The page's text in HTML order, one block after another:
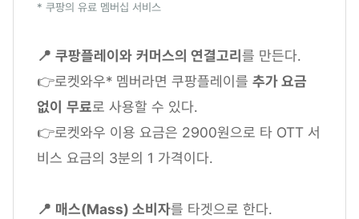
* 쿠팡의 유료 멤버십 서비스
📍 쿠팡플레이와 커머스의 연결고리 를 만든다.
👉로켓와우* 멤버라면 쿠팡플레이를 추가 요금
없이 무료로 사용할 수 있다.
👉로켓와우 이용 요금은 2900원으로 타 OTT 서
비스 요금의 3분의 1 가격이다.
📍 매스(Mass) 소비자를 타겟으로 한다.